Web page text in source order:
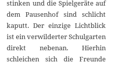
stinken und die Spielgeräte auf
dem Pausenhof sind schlicht
kaputt. Der einzige Lichtblick
ist ein verwilderter Schulgarten
direkt nebenan. Hierhin
schleichen sich die Freunde